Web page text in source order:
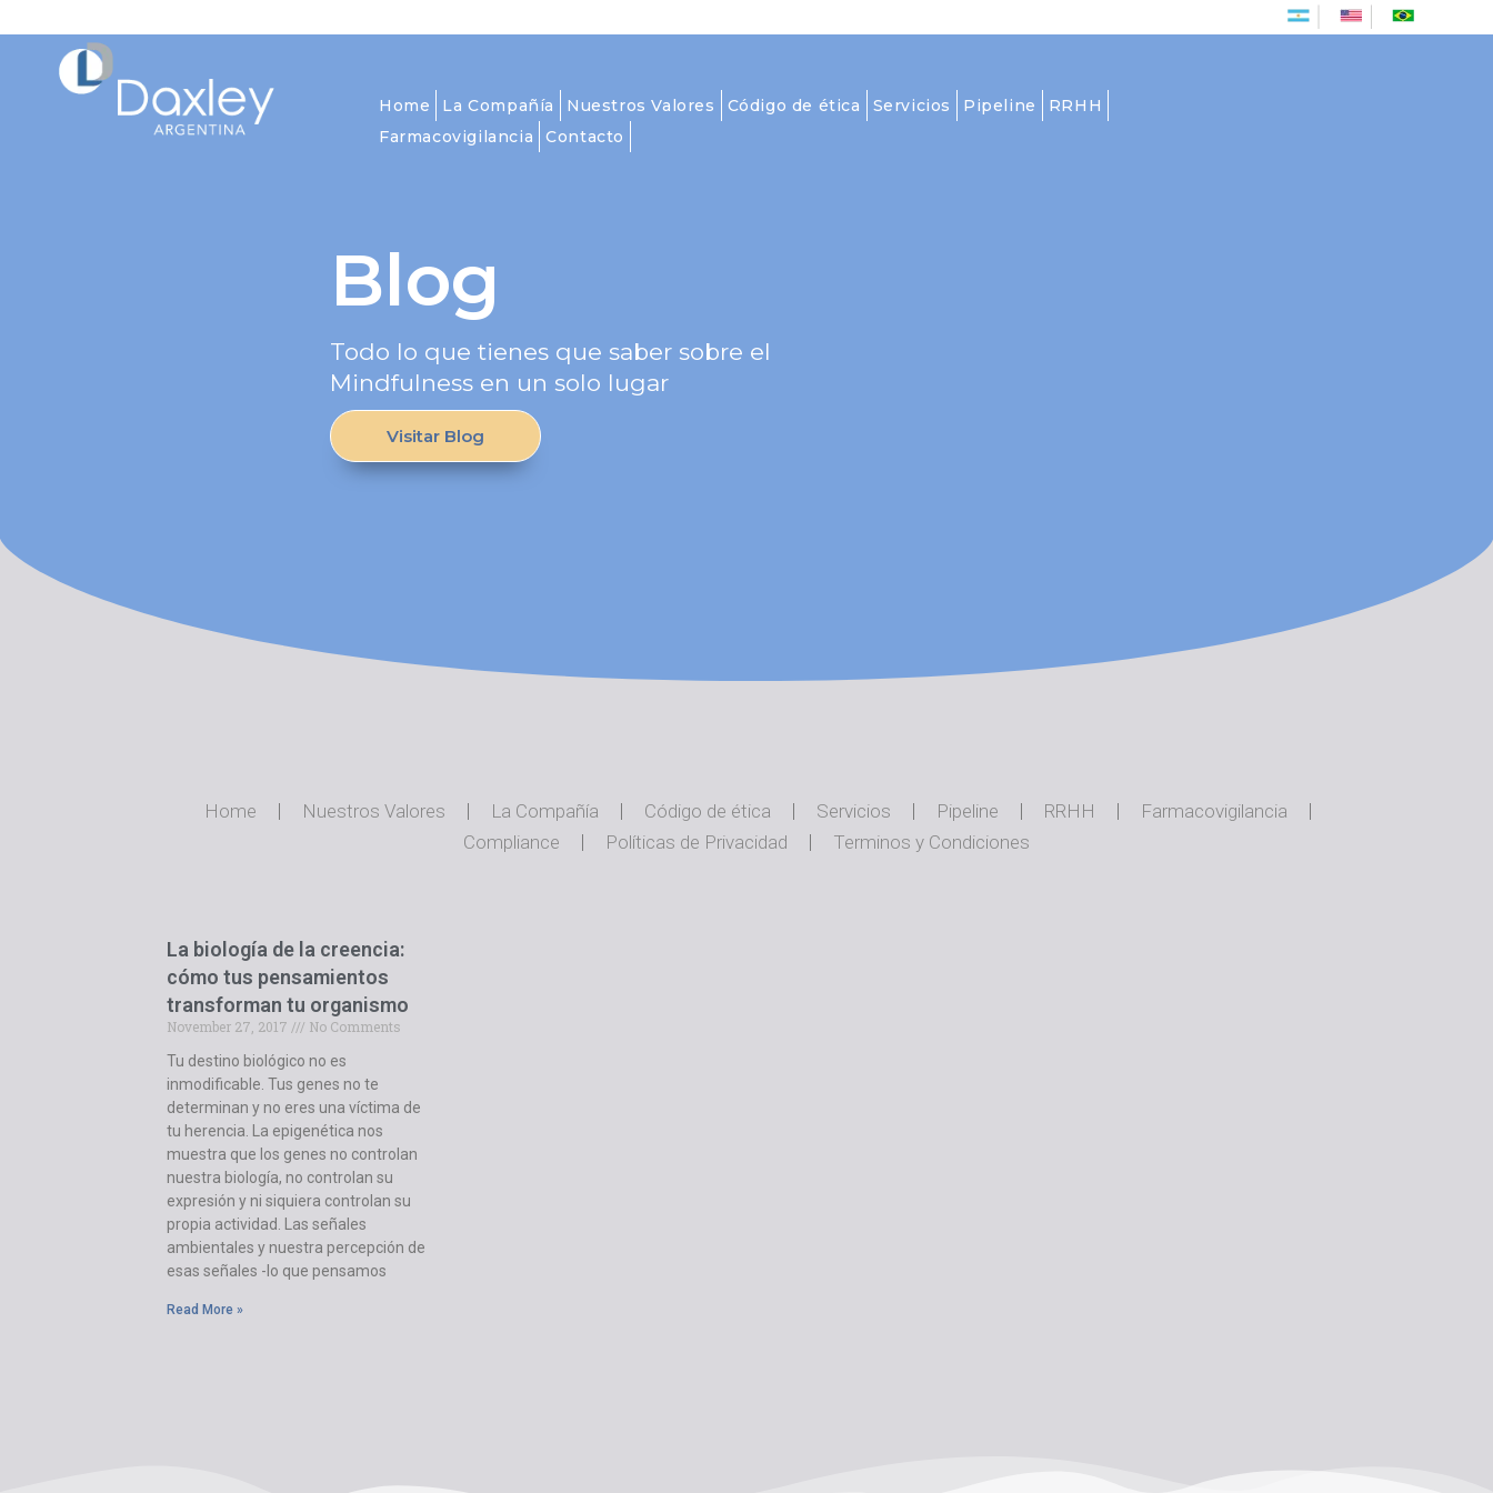
Home La Compañía Nuestros Valores Código de ética Servicios Pipeline
RRHH
Farmacovigilancia
Contacto
Blog
Todo lo que tienes que saber sobre el
Mindfulness en un solo lugar
Visitar Blog
Home Nuestros Valores La Compañía Código de ética Servicios Pipeline RRHH
Farmacovigilancia
Compliance
Políticas de Privacidad Terminos y Condiciones
La biología de la creencia:
cómo tus pensamientos
transforman tu organismo
November 27, 2017
No Comments
Tu destino biológico no es
inmodificable. Tus genes no te
determinan y no eres una víctima de
tu herencia. La epigenética nos
muestra que los genes no controlan
nuestra biología, no controlan su
expresión y ni siquiera controlan su
propia actividad. Las señales
ambientales y nuestra percepción de
esas señales -lo que pensamos
Read More »